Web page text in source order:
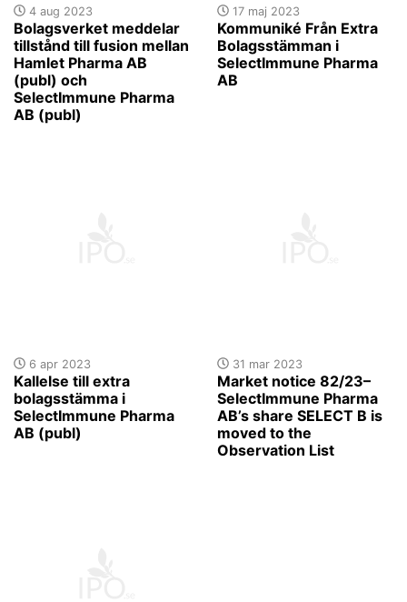
4 aug 2023
Bolagsverket meddelar
tillstånd till fusion mellan
Hamlet Pharma AB
(publ) och
SelectImmune Pharma
AB (publ)
17 maj 2023
Kommuniké Från Extra
Bolagsstämman i
SelectImmune Pharma
AB
6 apr 2023
Kallelse till extra
bolagsstämma i
SelectImmune Pharma
AB (publ)
31 mar 2023
Market notice 82/23–
SelectImmune Pharma
AB’s share SELECT B is
moved to the
Observation List